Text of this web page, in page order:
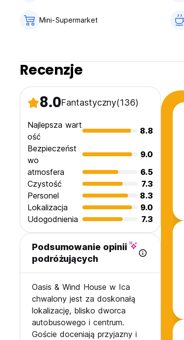
Mini-Supermarket
Recenzje
8.0Fantastyczny(136)
Najlepsza wart
ość
8.8
Bezpieczeńst
wo
9.0
atmosfera
6.5
Czystość
7.3
Personel
8.3
Lokalizacja
9.0
Udogodnienia
7.3
Podsumowanie opinii
podróżujących
Oasis & Wind House w Ica
chwalony jest za doskonałą
lokalizację, blisko dworca
autobusowego i centrum.
Goście doceniają przyjazny i